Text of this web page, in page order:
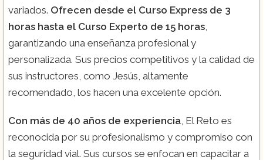
variados. Ofrecen desde el Curso Express de 3
horas hasta el Curso Experto de 15 horas
garantizando una enseñanza profesional y
personalizada. Sus precios competitivos y la calidad de
sus instructores, como Jesús, altamente
recomendado, los hacen una excelente opción.
Con más de 40 años de experiencia , El Reto es
reconocida por su profesionalismo y compromiso con
la seguridad vial. Sus cursos se enfocan en capacitar a